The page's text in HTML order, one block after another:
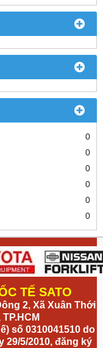
0
0
0
0
0
0
TẾ SATO
2, Xã Xuân Thới
số 0310041510 do
29/5/2010, đăng ký